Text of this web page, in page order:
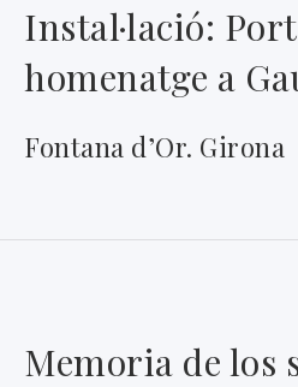
Instal·lació:
homenatge a
Fontana d’Or. Girona
Memoria de los